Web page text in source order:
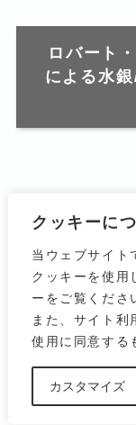
クッキーに
当ウェブサイト
クッキーを使用
ーをご覧くださ
また、サイト利
使用に同意する
カスタマイズ
ロバート
による水
MMRと水
造調査
【日本
「40万
ンマー